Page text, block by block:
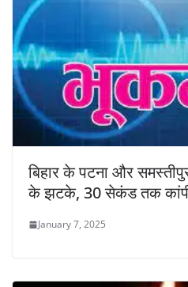
बिहार के पटना और
के झटके, 30 सेकंड तक
January 7, 2025